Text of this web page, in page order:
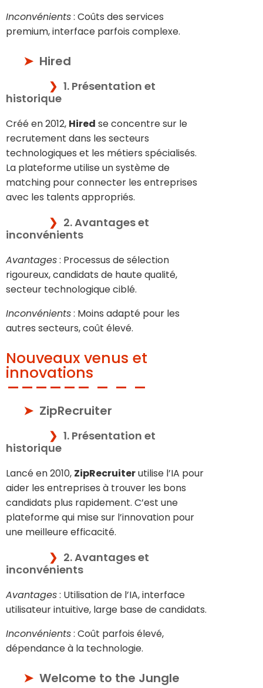
Inconvénients: Coûts des services
premium, interface parfois complexe.
Hired
1. Présentation et
historique
Créé en 2012, Hired se concentre sur le
recrutement dans les secteurs
technologiques et les métiers spécialisés.
La plateforme utilise un système de
matching pour connecter les entreprises
avec les talents appropriés.
2. Avantages et
inconvénients
Avantages: Processus de sélection
rigoureux, candidats de haute qualité,
secteur technologique ciblé.
Inconvénients: Moins adapté pour les
autres secteurs, coût élevé.
Nouveaux venus et
innovations
ZipRecruiter
1. Présentation et
historique
Lancé en 2010, ZipRecruiterutilise l’IA pour
aider les entreprises à trouver les bons
candidats plus rapidement. C’est une
plateforme qui mise sur l’innovation pour
une meilleure efficacité.
2. Avantages et
inconvénients
Avantages: Utilisation de l’IA, interface
utilisateur intuitive, large base de candidats.
Inconvénients: Coût parfois élevé,
dépendance à la technologie.
Welcome to the Jungle